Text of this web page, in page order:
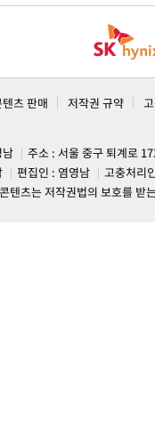
츠 판매 저작권 규약
남
주소 : 서울 중구 퇴계로
편집인 : 염영남
고충처리
텐츠는 저작권법의 보호를